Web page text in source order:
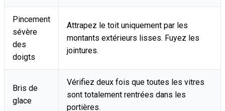
Pincement
sévère
des
doigts
Attrapez le toit uniquement par les
montants extérieurs lisses. Fuyez les
jointures.
Bris de
glace
Vérifiez deux fois que toutes les vitres
sont totalement rentrées dans les
portières.